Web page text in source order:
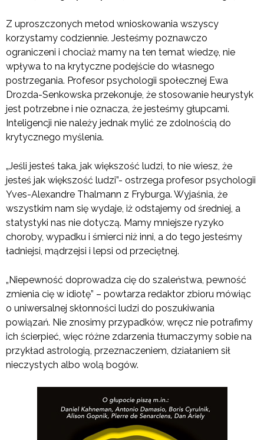
Z uproszczonych metod wnioskowania wszyscy
korzystamy codziennie. Jesteśmy poznawczo
ograniczeni i chociaż mamy na ten temat wiedzę, nie
wpływa to na krytyczne podejście do własnego
postrzegania. Profesor psychologii społecznej Ewa
Drozda-Senkowska przekonuje, że stosowanie heurystyk
jest potrzebne i nie oznacza, że jesteśmy głupcami.
Inteligencji nie należy jednak mylić ze zdolnością do
krytycznego myślenia.
„Jeśli jesteś taka, jak większość ludzi, to nie wiesz, że
jesteś jak większość ludzi”- ostrzega profesor psychologii
Yves-Alexandre Thalmann z Fryburga. Wyjaśnia, że
wszystkim nam się wydaje, iż odstajemy od średniej, a
statystyki nas nie dotyczą. Mamy mniejsze ryzyko
choroby, wypadku i śmierci niż inni, a do tego jesteśmy
ładniejsi, mądrzejsi i lepsi od przeciętnej.
„Niepewność doprowadza cię do szaleństwa, pewność
zmienia cię w idiotę” – powtarza redaktor zbioru mówiąc
o uniwersalnej skłonności ludzi do poszukiwania
powiązań. Nie znosimy przypadków, wręcz nie potrafimy
ich ścierpieć, więc różne zdarzenia tłumaczymy sobie na
przykład astrologią, przeznaczeniem, działaniem sił
nieczystych albo wolą bogów.